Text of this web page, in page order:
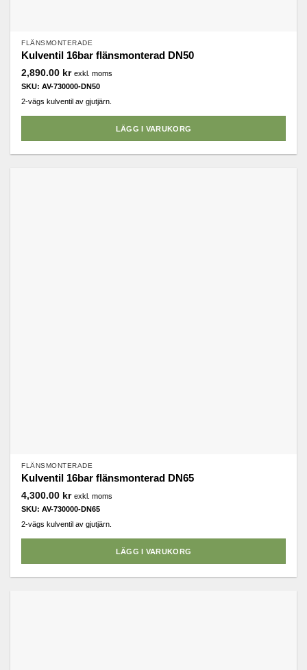
FLÄNSMONTERADE
Kulventil 16bar flänsmonterad DN50
2,890.00 kr exkl. moms
SKU: AV-730000-DN50
2-vägs kulventil av gjutjärn.
LÄGG I VARUKORG
FLÄNSMONTERADE
Kulventil 16bar flänsmonterad DN65
4,300.00 kr exkl. moms
SKU: AV-730000-DN65
2-vägs kulventil av gjutjärn.
LÄGG I VARUKORG